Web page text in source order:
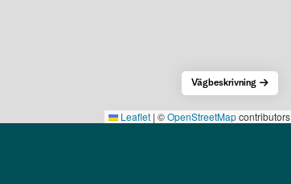
Leaflet | ©OpenStreetMapcontributors
Vägbeskrivning